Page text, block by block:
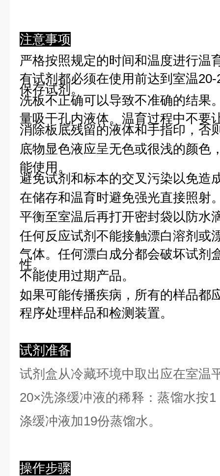
注意事项
严格按照规定的时间和温度进行温
有试剂都必须在使用前达到室温
保存试剂。
洗板不正确可以导致不准确的结果
量吸干孔内液体。温育过程中不要
消除板底残留的液体和手指印，否
底物显色液应呈无色或很浅的颜色
能使用。
避免试剂和标本的交叉污染以免造
在储存和温育时避免强光直接照射
平衡至室温后再打开密封袋以防水
任何反应试剂不能接触漂白溶剂或
气体。任何漂白成分都会破坏试剂
性。
不能使用过期产品。
如果可能传播疾病，所有的样品都
程序处理样品和检测装置。
试剂准备
试剂盒从冷藏环境中取出应在室温
20×洗涤缓冲液的稀释：蒸馏水按
涤缓冲液加19份蒸馏水。
操作步骤